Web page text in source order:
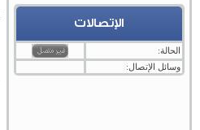
الإتصالات
الحالة:
وسائل الإتصال: